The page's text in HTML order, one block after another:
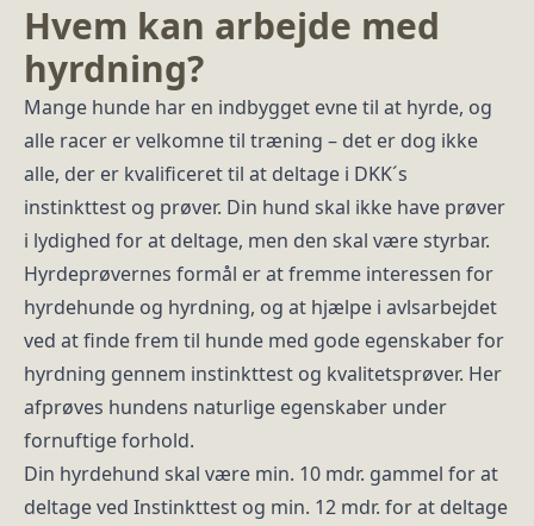
Hvem kan arbejde med
hyrdning?
Mange hunde har en indbygget evne til at hyrde, og
alle racer er velkomne til træning – det er dog ikke
alle, der er kvalificeret til at deltage i DKK´s
instinkttest og prøver. Din hund skal ikke have prøver
i lydighed for at deltage, men den skal være styrbar.
Hyrdeprøvernes formål er at fremme interessen for
hyrdehunde og hyrdning, og at hjælpe i avlsarbejdet
ved at finde frem til hunde med gode egenskaber for
hyrdning gennem instinkttest og kvalitetsprøver. Her
afprøves hundens naturlige egenskaber under
fornuftige forhold.
Din hyrdehund skal være min. 10 mdr. gammel for at
deltage ved Instinkttest og min. 12 mdr. for at deltage